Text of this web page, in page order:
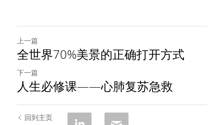
上一篇
全世界70%美景的正确打开方式
下一篇
人生必修课——心肺复苏急救
回到主页